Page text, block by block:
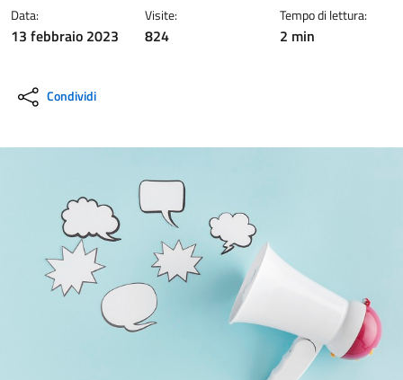
Data:
13 febbraio 2023
Visite:
824
Tempo di lettura:
2 min
Condividi